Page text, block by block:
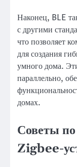
Наконец, BLE
с другими
что позволяет
для создания
умного дома.
параллельно,
домах.
Советы по
Zigbee-